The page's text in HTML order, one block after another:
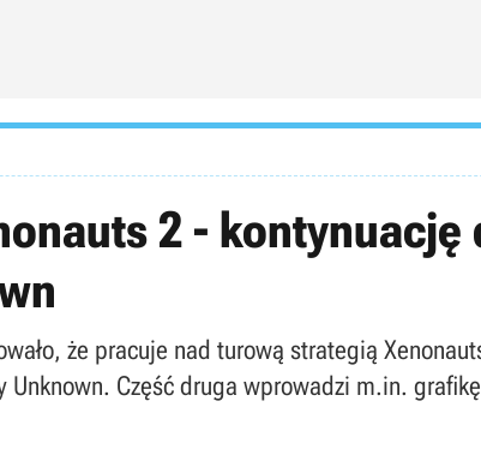
2 -
że pracuje nad turową strategią
Unknown. Część druga wprowadzi m.in.